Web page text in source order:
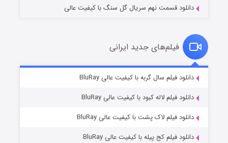
قسمت۷ (زیرنویس) منتشر شد
دانلود قسمت نهم سریال گل سنگ با کیفیت عالی
فیلم‌های جدید ایرانی
دانلود فیلم سال گربه با کیفیت عالی BluRay
دانلود فیلم لاله کبود با کیفیت عالی BluRay
دانلود فیلم لاک پشت با کیفیت عالی BluRay
دانلود فیلم کج‌ پیله با کیفیت عالی BluRay